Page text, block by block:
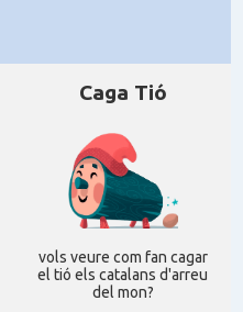
Caga Tió
vols veure com fan cagar
el tió els catalans d'arreu
del mon?